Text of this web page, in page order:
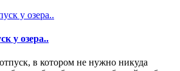
у озера..
в котором не нужно никуда